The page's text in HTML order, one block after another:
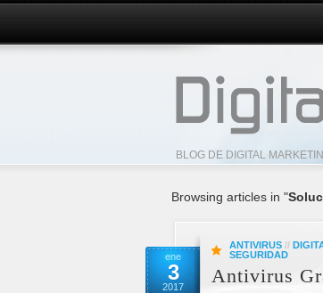
BLOG DE DIGITAL
Browsing articles in "
ene
3
2017
ANTIVIRUS //
SEGURIDAD
Antivirus